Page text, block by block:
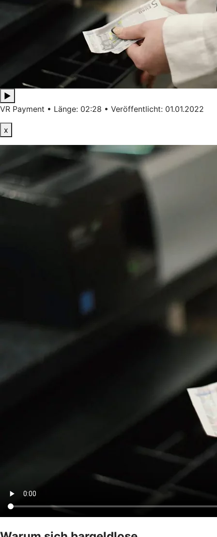
▶
VR Payment • Länge: 02:28 • Veröffentlicht: 01.01.2022
x